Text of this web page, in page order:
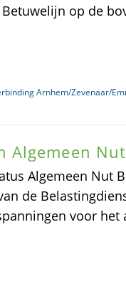
op de
Arnhem/Zevenaar/
Algemeen
Algemeen Nut
de
voor het